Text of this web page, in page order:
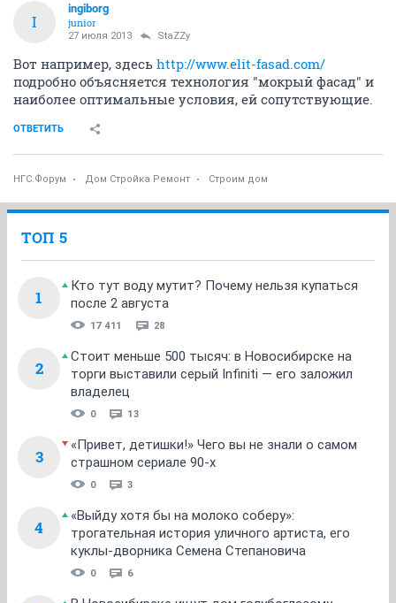
I
ingiborg
junior
27 июля 2013 StaZZy
Вот например, здесь http://www.elit-fasad.com/
подробно объясняется технология "мокрый фасад" и
наиболее оптимальные условия, ей сопутствующие.
ОТВЕТИТЬ
НГС.Форум Дом Стройка Ремонт Строим дом
ТОП 5
1
Кто тут воду мутит? Почему нельзя купаться
после 2 августа
17 411 28
2
Стоит меньше 500 тысяч: в Новосибирске на
торги выставили серый Infiniti — его заложил
владелец
0 13
3
«Привет, детишки!» Чего вы не знали о самом
страшном сериале 90-х
0 3
4
«Выйду хотя бы на молоко соберу»:
трогательная история уличного артиста, его
куклы-дворника Семена Степановича
0 6